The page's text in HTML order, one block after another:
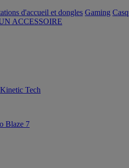
d'accueil et dongles Gaming
ACCESSOIRE
Kinetic Tech
Blaze 7